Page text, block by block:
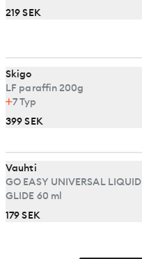
219 SEK
Skigo
LF paraffin 200g
7Typ
399 SEK
Vauhti
GO EASY UNIVERSAL LIQUID
GLIDE 60 ml
179 SEK